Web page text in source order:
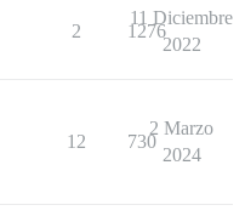
2 1276
11 Diciembre
2022
12 730
2 Marzo
2024